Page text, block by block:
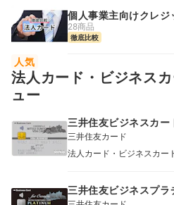
個人事業主向けクレジ
28商品
徹底比較
人気
法人カード・ビジネス
ュー
三井住友ビジネスカー
三井住友カード
法人カード・ビジネスカー
三井住友ビジネスプ